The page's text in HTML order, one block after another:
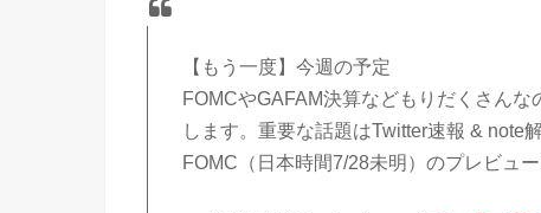
【もう一度】今週の予定
FOMCやGAFAM決算などもりだくさん
します。重要な話題はTwitter速報 & note
FOMC（日本時間7/28未明）のプレビュ